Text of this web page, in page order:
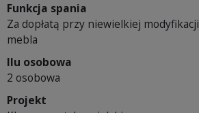
Funkcja spania
Za dopłatą przy niewielkiej modyfikacji
mebla
Ilu osobowa
2 osobowa
Projekt